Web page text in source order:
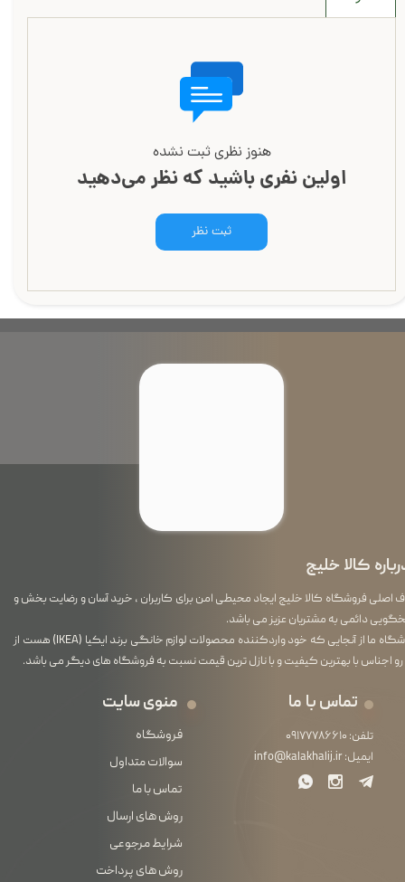
هنوز نظری ثبت نشده
اولین نفری باشید که نظر می‌دهید
ثبت نظر
کالا خلیج
اصلی فروشگاه کالا خلیج ایجاد محیطی امن برای کاربران ، خرید آسان و رضایت بخش و
دائمی به مشتریان عزیز می باشد.
فروشگاه ما از آنجایی که خود واردکننده محصولات لوازم خانگی برند ایکیا (IKEA) هست از
رو اجناس با بهترین کیفیت و با نازل ترین قیمت نسبت به فروشگاه های دیگر می باشد.
منوی سایت
فروشگاه
سوالات متداول
تماس با ما
روش های ارسال
شرایط مرجوعی
روش های پرداخت
تماس با ما
تلفن: ۰۹۱۷۷۷۸۶۶۱۰
ایمیل:info@kalakhalij.ir